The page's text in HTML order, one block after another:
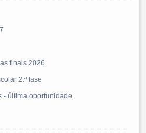
finais 2026
2.ª fase
- última oportunidade